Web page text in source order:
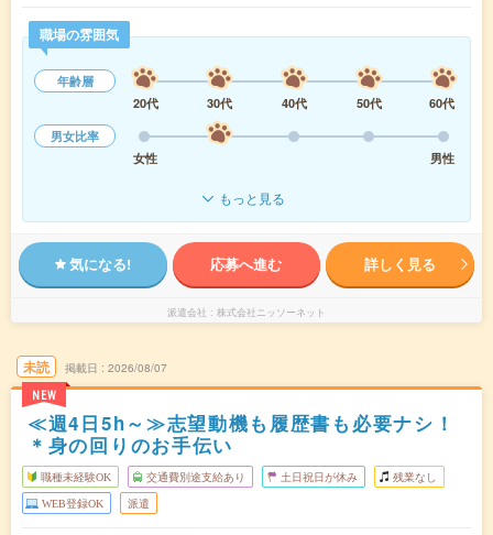
職場の雰囲気
年齢層
20代
30代 40代 50代
60代
男女比率
女性
男性
もっと見る
気になる! 応募へ進む 詳しく見る
派遣会社 株式会社ニッソーネット
未読
NEW
掲載日 2026/08/07
≪週4日5h～≫志望動機も履歴書も必要ナシ！
＊身の回りのお手伝い
職種未経験OK 交通費別途支給あり 土日祝日が休み 残業なし
WEB登録OK 派遣